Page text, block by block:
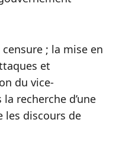
; la mise en
et
du vice-
recherche d’une
les discours de